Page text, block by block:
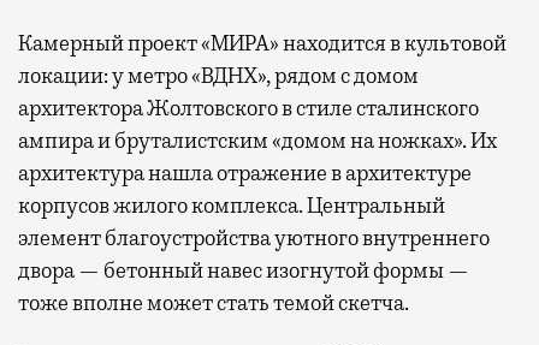
Камерный проект «МИРА» находится в культовой
локации: у метро «ВДНХ», рядом с домом
архитектора Жолтовского в стиле сталинского
ампира и бруталистским «домом на ножках». Их
архитектура нашла отражение в архитектуре
корпусов жилого комплекса. Центральный
элемент благоустройства уютного внутреннего
двора — бетонный навес изогнутой формы —
тоже вполне может стать темой скетча.